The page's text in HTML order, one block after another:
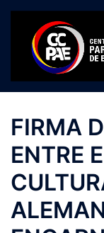
Saltar
contenido
FIRMA
ENTRE